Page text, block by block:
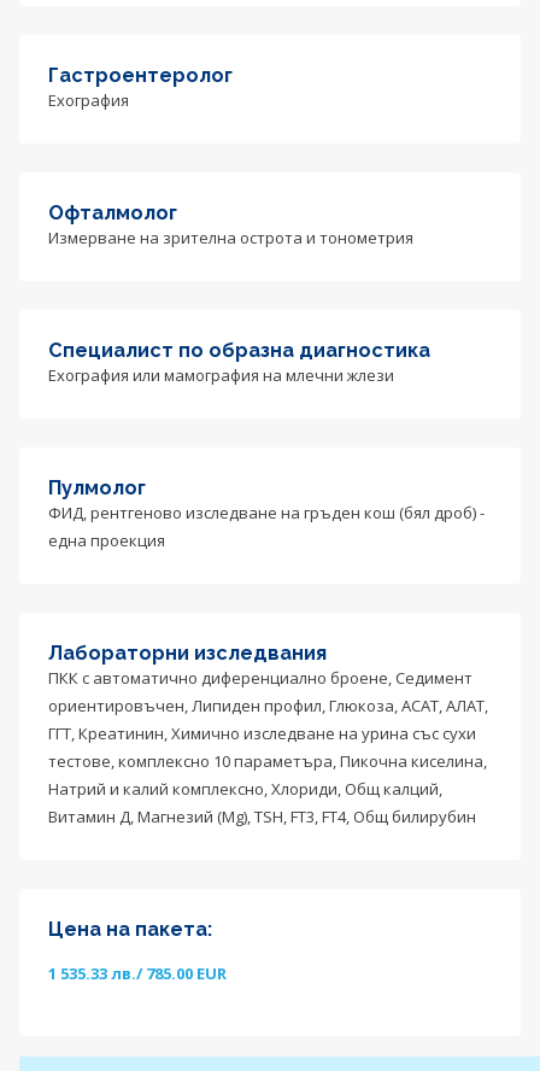
Гастроентеролог
Ехография
Офталмолог
Измерване на зрителна острота и тонометрия
Специалист по образна диагностика
Ехография или мамография на млечни жлези
Пулмолог
ФИД, рентгеново изследване на гръден кош (бял дроб) -
една проекция
Лабораторни изследвания
ПКК с автоматично диференциално броене, Седимент
ориентировъчен, Липиден профил, Глюкоза, АСАТ, АЛАТ,
ГГТ, Креатинин, Химично изследване на урина със сухи
тестове, комплексно 10 параметъра, Пикочна киселина,
Натрий и калий комплексно, Хлориди, Общ калций,
Витамин Д, Магнезий (Mg), TSH, FT3, FT4, Общ билирубин
Цена на пакета:
1 535.33 лв./ 785.00 EUR